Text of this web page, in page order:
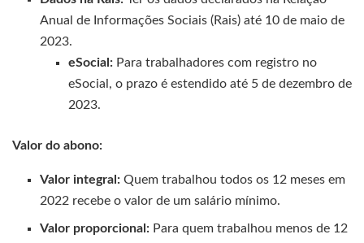
Anual de Informações Sociais (Rais) até 10 de maio de
2023.
eSocial:Para trabalhadores com registro no
eSocial, o prazo é estendido até 5 de dezembro de
2023.
Valor do abono:
Valor integral: Quem trabalhou todos os 12 meses em
2022 recebe o valor de um salário mínimo.
Valor proporcional: Para quem trabalhou menos de 12